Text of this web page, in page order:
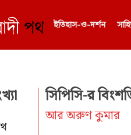
ইতিহাস-ও-দর্শন
সিপিসি-র
আর অরুণ কুমার